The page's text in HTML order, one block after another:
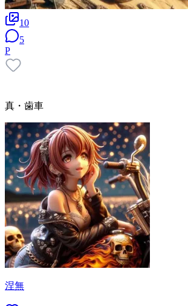
10
5
P
真・歯車
涅無